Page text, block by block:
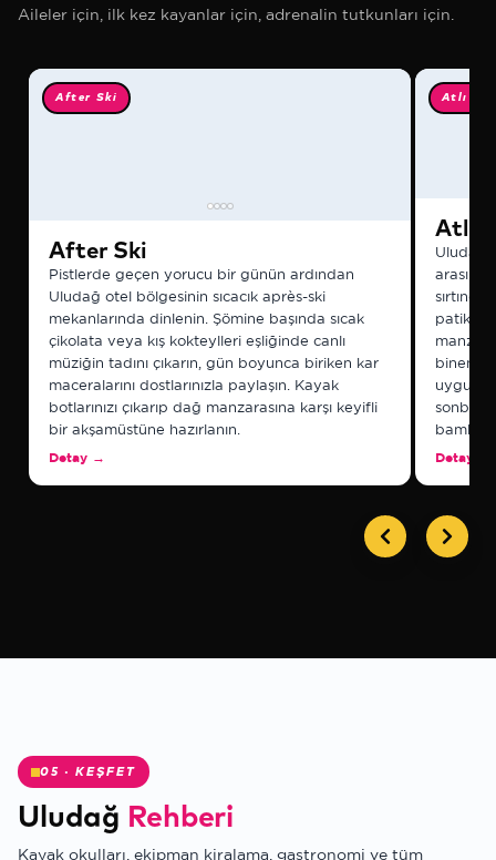
❅
Aileler için, ilk kez kayanlar için, adrenalin tutkunları için.
After Ski
After Ski
Pistlerde geçen yorucu bir günün ardından
Uludağ otel bölgesinin sıcacık après-ski
mekanlarında dinlenin. Şömine başında sıcak
çikolata veya kış kokteylleri eşliğinde canlı
müziğin tadını çıkarın, gün boyunca biriken kar
maceralarını dostlarınızla paylaşın. Kayak
botlarınızı çıkarıp dağ manzarasına karşı keyifli
bir akşamüstüne hazırlanın.
Detay →
Atlı Tur
Atlı
uygun
Detay
05 · KEŞFET
Uludağ Rehberi
Kayak okulları, ekipman kiralama, gastronomi ve tüm